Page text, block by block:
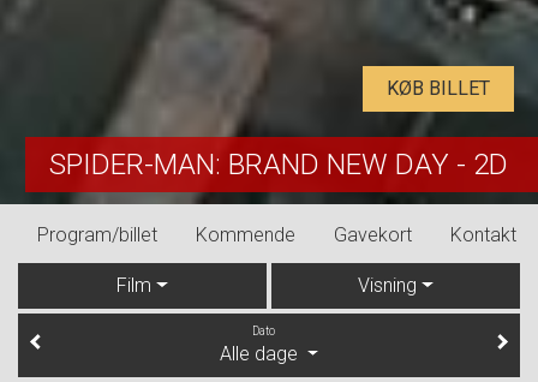
SPIDER-MAN: BRAND NEW DAY - 2D
KØB BILLET
Program/billet Kommende Gavekort Kontakt
Film Visning
Dato
Alle dage